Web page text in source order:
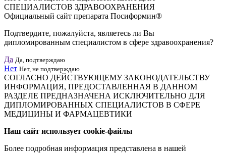
СПЕЦИАЛИСТОВ ЗДРАВООХРАНЕНИЯ
Официальный сайт препарата Посиформин®
Подтвердите, пожалуйста, являетесь ли Вы
дипломированным специалистом в сфере здравоохранения?
Да Да, подтверждаю
Нет Нет, не подтверждаю
СОГЛАСНО ДЕЙСТВУЮЩЕМУ ЗАКОНОДАТЕЛЬСТВУ
ИНФОРМАЦИЯ, ПРЕДОСТАВЛЕННАЯ В ДАННОМ
РАЗДЕЛЕ ПРЕДНАЗНАЧЕНА ИСКЛЮЧИТЕЛЬНО ДЛЯ
ДИПЛОМИРОВАННЫХ СПЕЦИАЛИСТОВ В СФЕРЕ
МЕДИЦИНЫ И ФАРМАЦЕВТИКИ
Наш сайт использует cookie-файлы
Более подробная информация представлена в нашей